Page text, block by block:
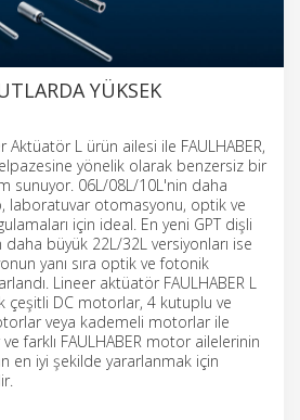
YÜKSEK
Aktüatör L ürün ailesi ile FAULHABER,
yönelik olarak benzersiz bir
sunuyor. 06L/08L/10L'nin daha
laboratuvar otomasyonu, optik ve
için ideal. En yeni GPT dişli
büyük 22L/32L versiyonları ise
yanı sıra optik ve fotonik
Lineer aktüatör FAULHABER L
çeşitli DC motorlar, 4 kutuplu ve
veya kademeli motorlar ile
farklı FAULHABER motor ailelerinin
en iyi şekilde yararlanmak için